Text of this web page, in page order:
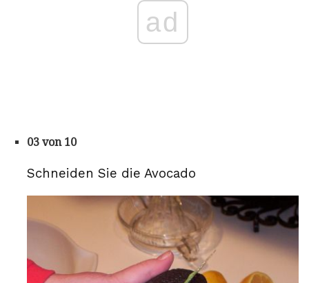
ad
03 von 10
Schneiden Sie die Avocado